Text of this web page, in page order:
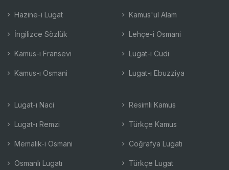
Hazine-i Lugat
İngilizce Sözlük
Kamus-ı Fransevi
Kamus-ı Osmani
Kamus'ul Alam
Lehçe-i Osmani
Lugat-ı Cudi
Lugat-ı Ebuzziya
Lugat-ı Naci
Lugat-ı Remzi
Memalik-i Osmani
Osmanlı Lugatı
Resimli Kamus
Türkçe Kamus
Coğrafya Lugatı
Türkçe Lugat